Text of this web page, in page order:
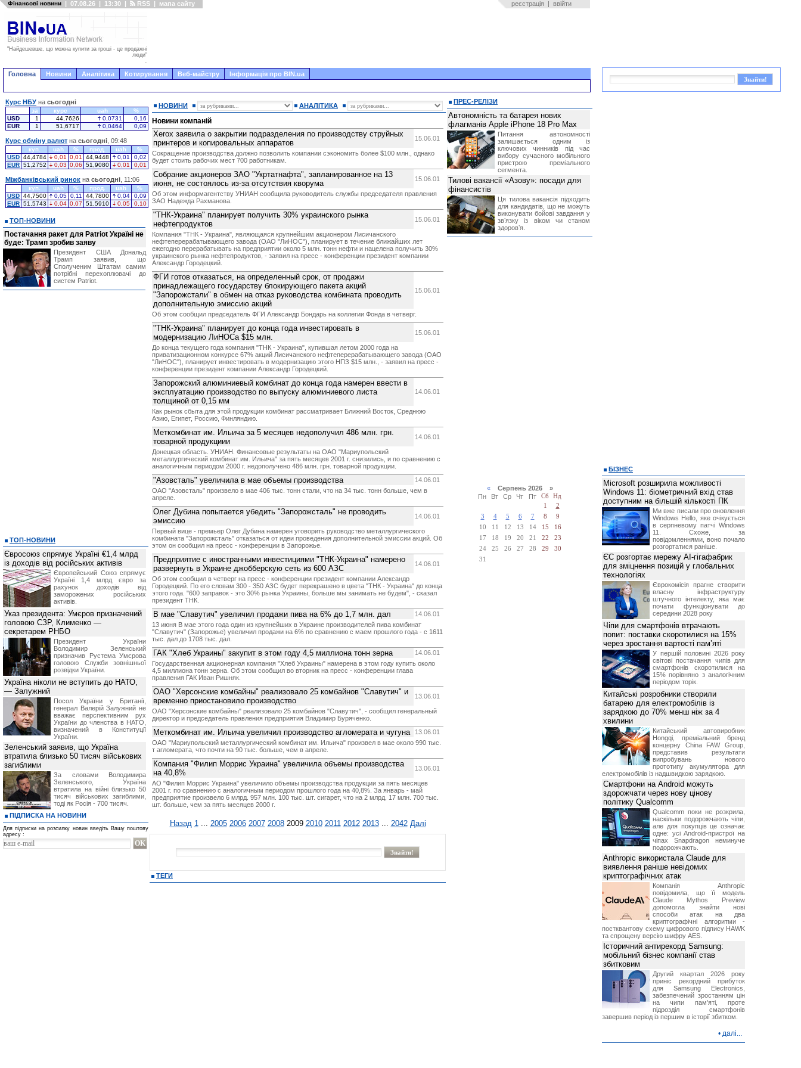
Фінансові новини | 07.08.26 | 13:30 | RSS | мапа сайту реєстрація | ввійти
"Найдешевше, що можна купити за гроші - це продажні
люди"
.
Головна Новини Аналітика Котирування Веб-майстру Інформація про BIN.ua
НОВИНИ АНАЛІТИКА
Новини компаній
Xerox заявила о закрытии подразделения по производству струйных
принтеров и копировальных аппаратов
15.06.01
Сокращение производства должно позволить компании сэкономить более $100 млн., однако
будет стоить рабочих мест 700 работникам.
Собрание акционеров ЗАО "Укртатнафта", запланированное на 13
июня, не состоялось из-за отсутствия кворума
15.06.01
Об этом информагентству УНИАН сообщила руководитель службы председателя правления
ЗАО Надежда Рахманова.
"ТНК-Украина" планирует получить 30% украинского рынка
нефтепродуктов
15.06.01
Компания "ТНК - Украина", являющаяся крупнейшим акционером Лисичанского
нефтеперерабатывающего завода (ОАО "ЛиНОС"), планирует в течение ближайших лет
ежегодно перерабатывать на предприятии около 5 млн. тонн нефти и нацелена получить 30%
украинского рынка нефтепродуктов, - заявил на пресс - конференции президент компании
Александр Городецкий.
ФГИ готов отказаться, на определенный срок, от продажи
принадлежащего государству блокирующего пакета акций
"Запорожстали" в обмен на отказ руководства комбината проводить
дополнительную эмиссию акций
15.06.01
Об этом сообщил председатель ФГИ Александр Бондарь на коллегии Фонда в четверг.
"ТНК-Украина" планирует до конца года инвестировать в
модернизацию ЛиНОСа $15 млн.
15.06.01
До конца текущего года компания "ТНК - Украина", купившая летом 2000 года на
приватизационном конкурсе 67% акций Лисичанского нефтеперерабатывающего завода (ОАО
"ЛиНОС"), планирует инвестировать в модернизацию этого НПЗ $15 млн., - заявил на пресс -
конференции президент компании Александр Городецкий.
Запорожский алюминиевый комбинат до конца года намерен ввести в
эксплуатацию производство по выпуску алюминиевого листа
толщиной от 0,15 мм
14.06.01
Как рынок сбыта для этой продукции комбинат рассматривает Ближний Восток, Среднюю
Азию, Египет, Россию, Финляндию.
Меткомбинат им. Ильича за 5 месяцев недополучил 486 млн. грн.
товарной продукциии
14.06.01
Донецкая область. УНИАН. Финансовые результаты на ОАО "Мариупольский
металлургический комбинат им. Ильича" за пять месяцев 2001 г. снизились, и по сравнению с
аналогичным периодом 2000 г. недополучено 486 млн. грн. товарной продукции.
"Азовсталь" увеличила в мае объемы производства
14.06.01
ОАО "Азовсталь" произвело в мае 406 тыс. тонн стали, что на 34 тыс. тонн больше, чем в
апреле.
Олег Дубина попытается убедить "Запорожсталь" не проводить
эмиссию
14.06.01
Первый вице - премьер Олег Дубина намерен уговорить руководство металлургического
комбината "Запорожсталь" отказаться от идеи проведения дополнительной эмиссии акций. Об
этом он сообщил на пресс - конференции в Запорожье.
Предприятие с иностранными инвестициями "ТНК-Украина" намерено
развернуть в Украине джобберскую сеть из 600 АЗС
14.06.01
Об этом сообщил в четверг на пресс - конференции президент компании Александр
Городецкий. По его словам 300 - 350 АЗС будет перекрашено в цвета "ТНК - Украина" до конца
этого года. "600 заправок - это 30% рынка Украины, больше мы занимать не будем", - сказал
президент ТНК.
В мае "Славутич" увеличил продажи пива на 6% до 1,7 млн. дал
14.06.01
13 июня В мае этого года один из крупнейших в Украине производителей пива комбинат
"Славутич" (Запорожье) увеличил продажи на 6% по сравнению с маем прошлого года - с 1611
тыс. дал до 1708 тыс. дал.
ГАК "Хлеб Украины" закупит в этом году 4,5 миллиона тонн зерна
14.06.01
Государственная акционерная компания "Хлеб Украины" намерена в этом году купить около
4,5 миллиона тонн зерна. Об этом сообщил во вторник на пресс - конференции глава
правления ГАК Иван Ришняк.
ОАО "Херсонские комбайны" реализовало 25 комбайнов "Славутич" и
временно приостановило производство
13.06.01
ОАО "Херсонские комбайны" реализовало 25 комбайнов "Славутич", - сообщил генеральный
директор и председатель правления предприятия Владимир Буряченко.
Меткомбинат им. Ильича увеличил производство агломерата и чугуна
13.06.01
ОАО "Мариупольский металлургический комбинат им. Ильича" произвел в мае около 990 тыс.
т агломерата, что почти на 90 тыс. больше, чем в апреле.
Компания "Филип Моррис Украина" увеличила объемы производства
на 40,8%
13.06.01
АО "Филип Моррис Украина" увеличило объемы производства продукции за пять месяцев
2001 г. по сравнению с аналогичным периодом прошлого года на 40,8%. За январь - май
предприятие произвело 6 млрд. 957 млн. 100 тыс. шт. сигарет, что на 2 млрд. 17 млн. 700 тыс.
шт. больше, чем за пять месяцев 2000 г.
Назад 1... 2005 2006 2007 2008 2009 2010 2011 2012 2013... 2042 Далі
ТЕГИ
Курс НБУ на сьогодні
за курс uah
%
USD
1 44,7626 0,0731
0,16
EUR
1 51,6717 0,0464 0,09
Курс обміну валют на сьогодні , 09:48
куп. uah % прод. uah
%
USD 44,4784 0,01 0,01 44,9448 0,01
0,02
EUR 51,2752 0,03 0,06 51,9080 0,01 0,01
Міжбанківський ринок на сьогодні , 11:06
куп. uah % прод. uah
%
USD 44,7500 0,05 0,11 44,7800 0,04
0,09
EUR 51,5743 0,04 0,07 51,5910 0,05 0,10
ТОП-НОВИНИ
Постачання ракет для Patriot Україні не
буде: Трамп зробив заяву
Президент США Дональд
Трамп заявив, що
Сполученим Штатам самим
потрібні перехоплювачі до
систем Patriot.
ТОП-НОВИНИ
Євросоюз спрямує Україні €1,4 млрд
із доходів від російських активів
Європейський Союз спрямує
Україні 1,4 млрд євро за
рахунок доходів від
заморожених російських
активів.
Указ президента: Умєров призначений
головою СЗР, Клименко —
секретарем РНБО
Президент України
Володимир Зеленський
призначив Pустема Умєрова
головою Служби зовнішньої
розвідки України.
Україна ніколи не вступить до НАТО,
— Залужний
Посол України у Британії,
генерал Валерій Залужний не
вважає перспективним рух
України до членства в НАТО,
визначений в Конституції
України.
Зеленський заявив, що Україна
втратила близько 50 тисяч військових
загиблими
За словами Володимира
Зеленського, Україна
втратила на війні близько 50
тисяч військових загиблими,
тоді як Росія - 700 тисяч.
ПІДПИСКА НА НОВИНИ
Для підписки на розсилку новин введіть Вашу поштову
адресу :
ПРЕС-РЕЛІЗИ
Автономність та батарея нових
флагманів Apple iPhone 18 Pro Max
Питання автономності
залишається одним із
ключових чинників під час
вибору сучасного мобільного
пристрою преміального
сегмента.
Тилові вакансії «Азову»: посади для
фінансистів
Ця тилова вакансія підходить
для кандидатів, що не можуть
виконувати бойові завдання у
звʼязку із віком чи станом
здоровʼя.
«Серпень 2026 »
Пн
Вт Ср Чт Пт Сб
Нд
1
2
3
4 5 6 7 8
9
10
11 12 13 14 15
16
17
18 19 20 21 22
23
24
25 26 27 28 29
30
31
БІЗНЕС
Microsoft розширила можливості
Windows 11: біометричний вхід став
доступним на більшій кількості ПК
Ми вже писали про оновлення
Windows Hello, яке очікується
в серпневому патчі Windows
11. Схоже, за
повідомленнями, воно почало
розгортатися раніше.
ЄС розгортає мережу AI-гігафабрик
для зміцнення позицій у глобальних
технологіях
Єврокомісія прагне створити
власну інфраструктуру
штучного інтелекту, яка має
почати функціонувати до
середини 2028 року
Чіпи для смартфонів втрачають
попит: поставки скоротилися на 15%
через зростання вартості пам’яті
У першій половині 2026 року
світові постачання чипів для
смартфонів скоротилися на
15% порівняно з аналогічним
періодом торік.
Китайські розробники створили
батарею для електромобілів із
зарядкою до 70% менш ніж за 4
хвилини
Китайський автовиробник
Hongqi, преміальний бренд
концерну China FAW Group,
представив результати
випробувань нового
прототипу акумулятора для
електромобілів із надшвидкою зарядкою.
Смартфони на Android можуть
здорожчати через нову цінову
політику Qualcomm
Qualcomm поки не розкрила,
наскільки подорожчають чіпи,
але для покупців це означає
одне: усі Android-пристрої на
чіпах Snapdragon неминуче
подорожчають.
Anthropic використала Claude для
виявлення раніше невідомих
криптографічних атак
Компанія Anthropic
повідомила, що її модель
Claude Mythos Preview
допомогла знайти нові
способи атак на два
криптографічні алгоритми -
постквантову схему цифрового підпису HAWK
та спрощену версію шифру AES.
Історичний антирекорд Samsung:
мобільний бізнес компанії став
збитковим
Другий квартал 2026 року
приніс рекордний прибуток
для Samsung Electronics,
забезпечений зростанням цін
на чипи пам'яті, проте
підрозділ смартфонів
завершив період із першим в історії збитком.
• далі...